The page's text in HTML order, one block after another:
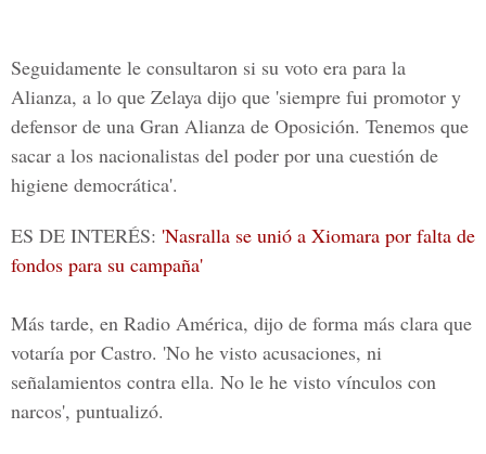
Seguidamente le consultaron si su voto era para la
Alianza, a lo que Zelaya dijo que 'siempre fui promotor y
defensor de una Gran Alianza de Oposición. Tenemos que
sacar a los nacionalistas del poder por una cuestión de
higiene democrática'.
ES DE INTERÉS: 'Nasralla se unió a Xiomara por falta de
fondos para su campaña'
Más tarde, en Radio América, dijo de forma más clara que
votaría por Castro. 'No he visto acusaciones, ni
señalamientos contra ella. No le he visto vínculos con
narcos', puntualizó.